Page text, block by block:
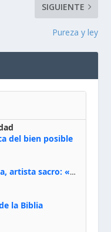
SIGUIENTE
Pureza y ley
del bien posible
José Ricardo González del Alba, artista sacro: «Yo oro, hablo con Dios, le pido al Espíritu Santo su inspiración y siempre pinto rezando el rosario para que sea Él quien actúe a través de mis manos»
la Biblia